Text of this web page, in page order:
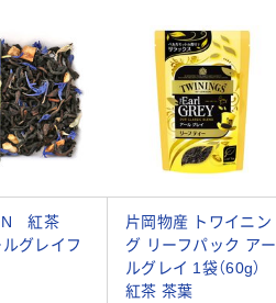
紅茶
グレイフ
片岡物産 トワイニン
グ リーフパック アー
ルグレイ 1袋（60g）
紅茶 茶葉